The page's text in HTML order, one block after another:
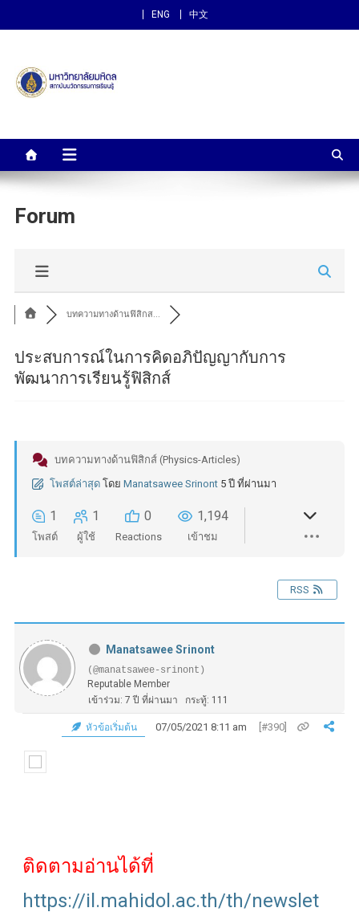
ENG 中文
สถาบันนวัตกรรมการเรียนรู้
Forum
บทความทางด้านฟิสิกส...
ประสบการณ์ในการคิดอภิปัญญากับการ
พัฒนาการเรียนรู้ฟิสิกส์
บทความทางด้านฟิสิกส์ (Physics-Articles)
โพสต์ล่าสุด โดย Manatsawee Srinont 5 ปี ที่ผ่านมา
1
โพสต์
1
ผู้ใช้
0
Reactions
1,194
เข้าชม
RSS
Manatsawee Srinont
(@manatsawee-srinont)
Reputable Member
เข้าร่วม: 7 ปี ที่ผ่านมา
กระทู้: 111
หัวข้อเริ่มต้น 07/05/2021 8:11 am [#390]
ติดตามอ่านได้ที่
https://il.mahidol.ac.th/th/newslet